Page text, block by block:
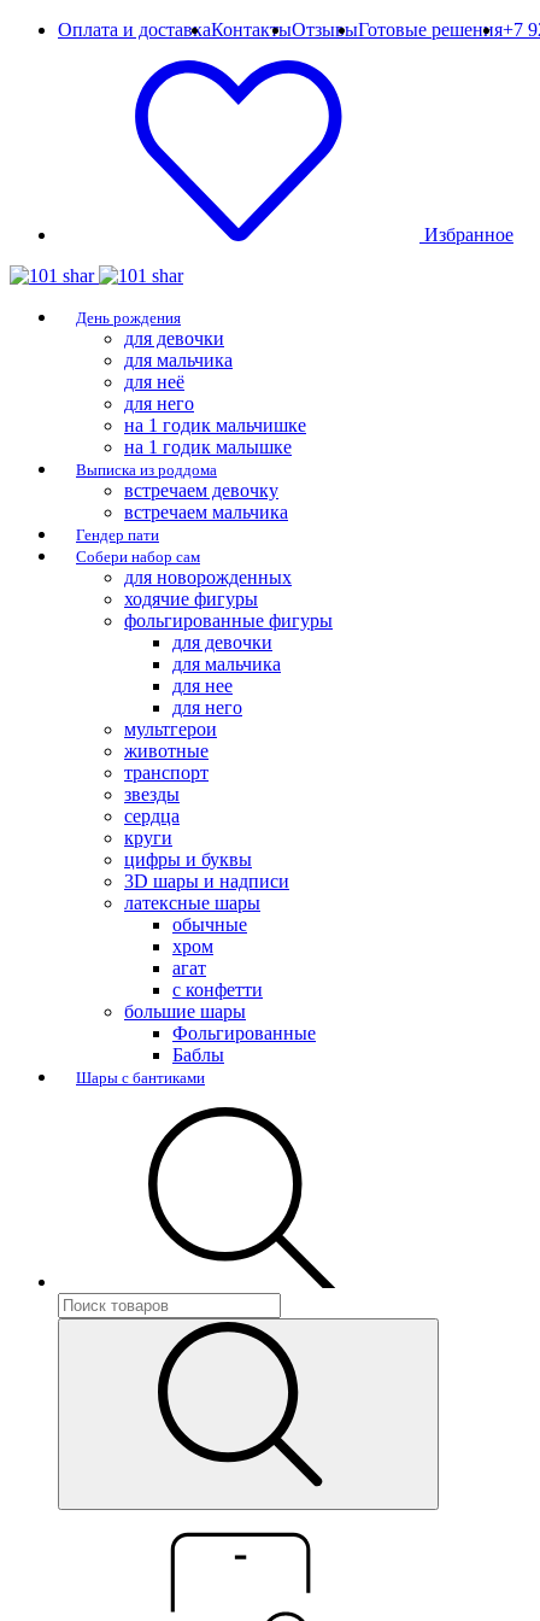
Оплата и доставкаКонтактыОтзывыГотовые решения+7
Избранное
День рождения
для девочки
для мальчика
для неё
для него
на 1 годик мальчишке
на 1 годик малышке
Выписка из роддома
встречаем девочку
встречаем мальчика
Гендер пати
Собери набор сам
для новорожденных
ходячие фигуры
фольгированные фигуры
для девочки
для мальчика
для нее
для него
мультгерои
животные
транспорт
звезды
сердца
круги
цифры и буквы
3D шары и надписи
латексные шары
обычные
хром
агат
с конфетти
большие шары
Фольгированные
Баблы
Шары с бантиками